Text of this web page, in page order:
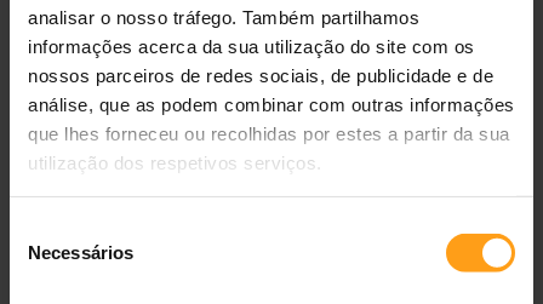
analisar o nosso tráfego. Também partilhamos
informações acerca da sua utilização do site com os
nossos parceiros de redes sociais, de publicidade e de
análise, que as podem combinar com outras informações
que lhes forneceu ou recolhidas por estes a partir da sua
utilização dos respetivos serviços.
Necessários
O complexo vitamínico incluivitaminas A, D3, E e C
juntamente com biotina e oligoelementos como ferro, iodo,
cobre, manganês, zinco e selénio, ajudam a sustentar o sistema
imunitário e o metabolismo diário. Estes nutrientes atuam de
forma complementar, apoiando processos como a renovação
celular, a mineralização óssea e o funcionamento
neuromuscular, fundamentais em fases de crescimento rápido.
permite
ajustar a dose diária em função do peso adulto e do nível de